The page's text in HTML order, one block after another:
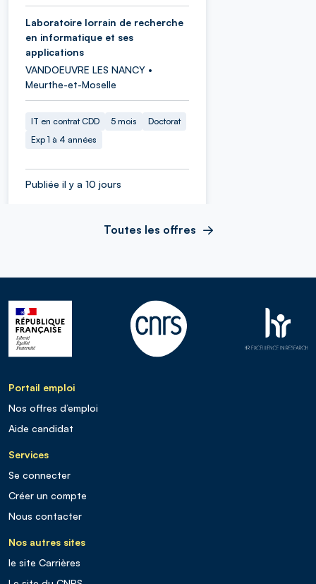
Laboratoire lorrain de recherche
en informatique et ses
applications
VANDOEUVRE LES NANCY •
Meurthe-et-Moselle
IT en contrat CDD 5 mois
Doctorat
Exp 1 à 4 années
Publiée il y a 10 jours
Toutes les offres
Portail emploi
Nos offres d’emploi
Aide candidat
Services
Se connecter
Créer un compte
Nous contacter
Nos autres sites
le site Carrières